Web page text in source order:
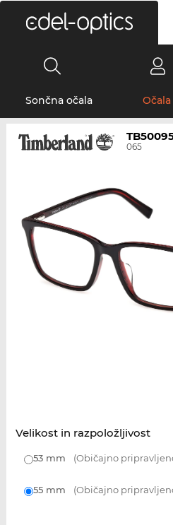
Sončna očala Očala
065
Velikost in razpoložljivost
53 mm (Običajno
55 mm (Običajno